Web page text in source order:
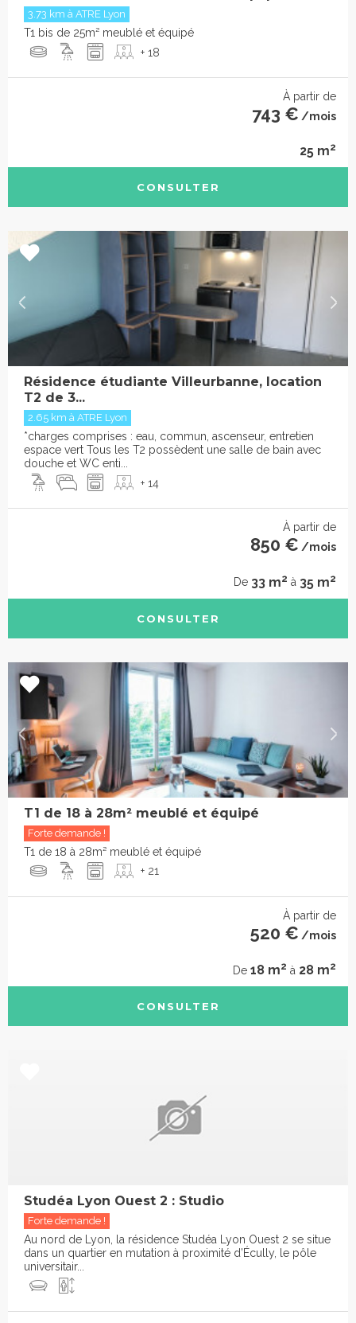
3.73 km à ATRE Lyon
T1 bis de 25m² meublé et équipé
+ 18
À partir de
743 € /mois
25 m2
CONSULTER
Résidence étudiante Villeurbanne, location
T2 de 3...
2.65 km à ATRE Lyon
*charges comprises : eau, commun, ascenseur, entretien
espace vert Tous les T2 possèdent une salle de bain avec
douche et WC enti...
+ 14
À partir de
850 € /mois
De 33 m2 à 35 m2
CONSULTER
T1 de 18 à 28m² meublé et équipé
Forte demande !
T1 de 18 à 28m² meublé et équipé
+ 21
À partir de
520 € /mois
De 18 m2 à 28 m2
CONSULTER
Studéa Lyon Ouest 2 : Studio
Forte demande !
Au nord de Lyon, la résidence Studéa Lyon Ouest 2 se situe
dans un quartier en mutation à proximité d’Écully, le pôle
universitair...